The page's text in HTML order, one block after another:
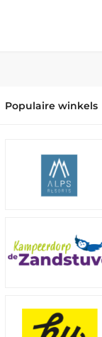
Populaire winkels